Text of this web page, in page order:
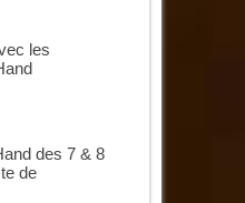
les
des 7 & 8
de